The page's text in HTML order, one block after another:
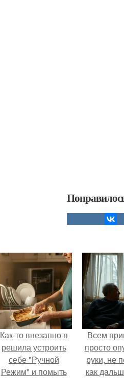
Как-то внезапно я
решила устроить
себе "Ручной
Режим" и помыть
Всем
просто
руки, не
как